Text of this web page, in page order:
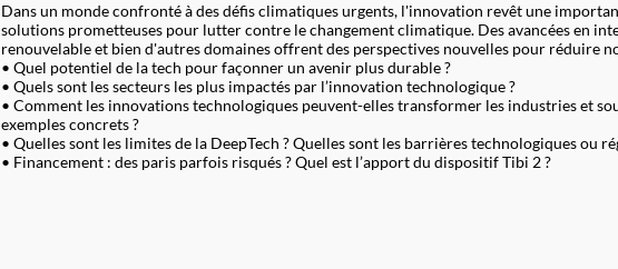
Dans un monde confronté à des défis climatiques urgents, l'innovation revêt une
solutions prometteuses pour lutter contre le changement climatique. Des avancées en
renouvelable et bien d'autres domaines offrent des perspectives nouvelles pour réduire
• Quel potentiel de la tech pour façonner un avenir plus durable ?
• Quels sont les secteurs les plus impactés par l’innovation technologique ?
• Comment les innovations technologiques peuvent-elles transformer les industries et
exemples concrets ?
• Quelles sont les limites de la DeepTech ? Quelles sont les barrières technologiques ou
• Financement : des paris parfois risqués ? Quel est l’apport du dispositif Tibi 2 ?